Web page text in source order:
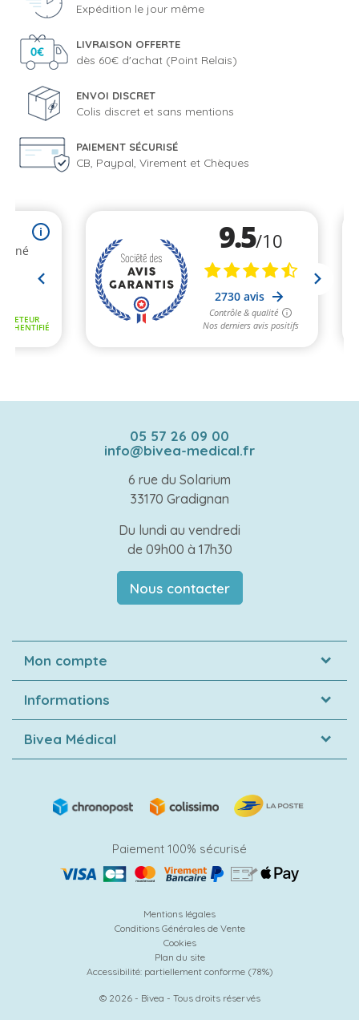
Expédition le jour même
LIVRAISON OFFERTE
dès 60€ d'achat (Point Relais)
ENVOI DISCRET
Colis discret et sans mentions
PAIEMENT SÉCURISÉ
CB, Paypal, Virement et Chèques
05 57 26 09 00
info@bivea-medical.fr
6 rue du Solarium
33170 Gradignan
Du lundi au vendredi
de 09h00 à 17h30
Nous contacter
Mon compte
Informations
Bivea Médical
Paiement 100% sécurisé
Mentions légales
Conditions Générales de Vente
Cookies
Plan du site
Accessibilité: partiellement conforme (78%)
© 2026 - Bivea - Tous droits réservés